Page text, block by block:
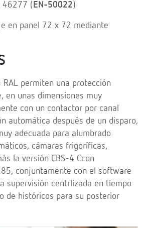
46277 (EN-50022)
en panel 72 x 72 mediante
RAL permiten una protección
en unas dimensiones muy
con un contactor por canal
automática después de un disparo,
adecuada para alumbrado
cámaras frigoríficas,
la versión CBS-4 Ccon
conjuntamente con el software
supervisión centrlizada en tiempo
de históricos para su posterior